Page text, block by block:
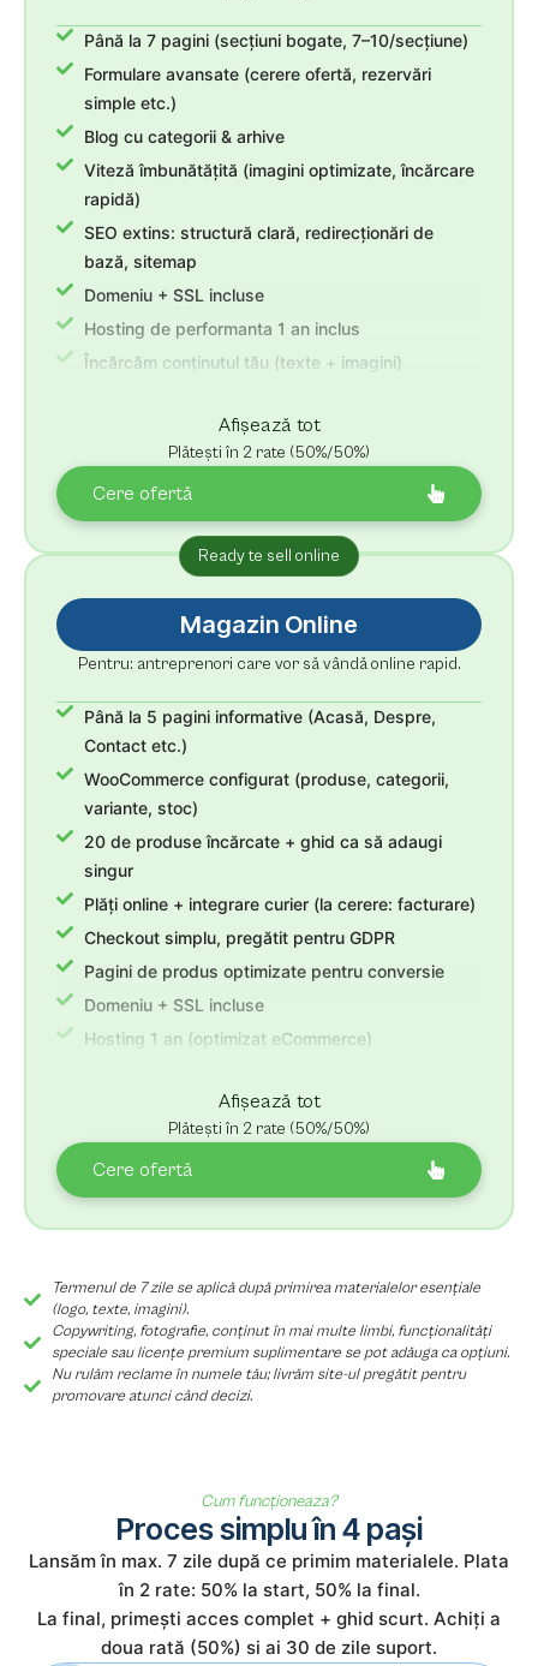
Până la 7 pagini (secțiuni bogate, 7–10/secțiune)
Formulare avansate (cerere ofertă, rezervări
simple etc.)
Blog cu categorii & arhive
Viteză îmbunătățită (imagini optimizate, încărcare
rapidă)
SEO extins: structură clară, redirecționări de
bază, sitemap
Domeniu + SSL incluse
Hosting de performanta 1 an inclus
Încărcăm conținutul tău (texte + imagini)
Afișează tot
Plătești în 2 rate (50%/50%)
Cere ofertă
Magazin Online
Pentru: antreprenori care vor să vândă online rapid.
Până la 5 pagini informative (Acasă, Despre,
Contact etc.)
WooCommerce configurat (produse, categorii,
variante, stoc)
20 de produse încărcate + ghid ca să adaugi
singur
Plăți online + integrare curier (la cerere: facturare)
Checkout simplu, pregătit pentru GDPR
Pagini de produs optimizate pentru conversie
Domeniu + SSL incluse
Hosting 1 an (optimizat eCommerce)
Afișează tot
Plătești în 2 rate (50%/50%)
Cere ofertă
Ready te sell online
Termenul de 7 zile se aplică după primirea materialelor esențiale
(logo, texte, imagini).
Copywriting, fotografie, conținut în mai multe limbi, funcționalități
speciale sau licențe premium suplimentare se pot adăuga ca opțiuni.
Nu rulăm reclame în numele tău; livrăm site-ul pregătit pentru
promovare atunci când decizi.
Cum funcționeaza?
Proces simplu în 4 pași
Lansăm în max. 7 zile după ce primim materialele. Plata
în 2 rate: 50% la start, 50% la final.
La final, primești acces complet + ghid scurt. Achiți a
doua rată (50%) si ai 30 de zile suport.